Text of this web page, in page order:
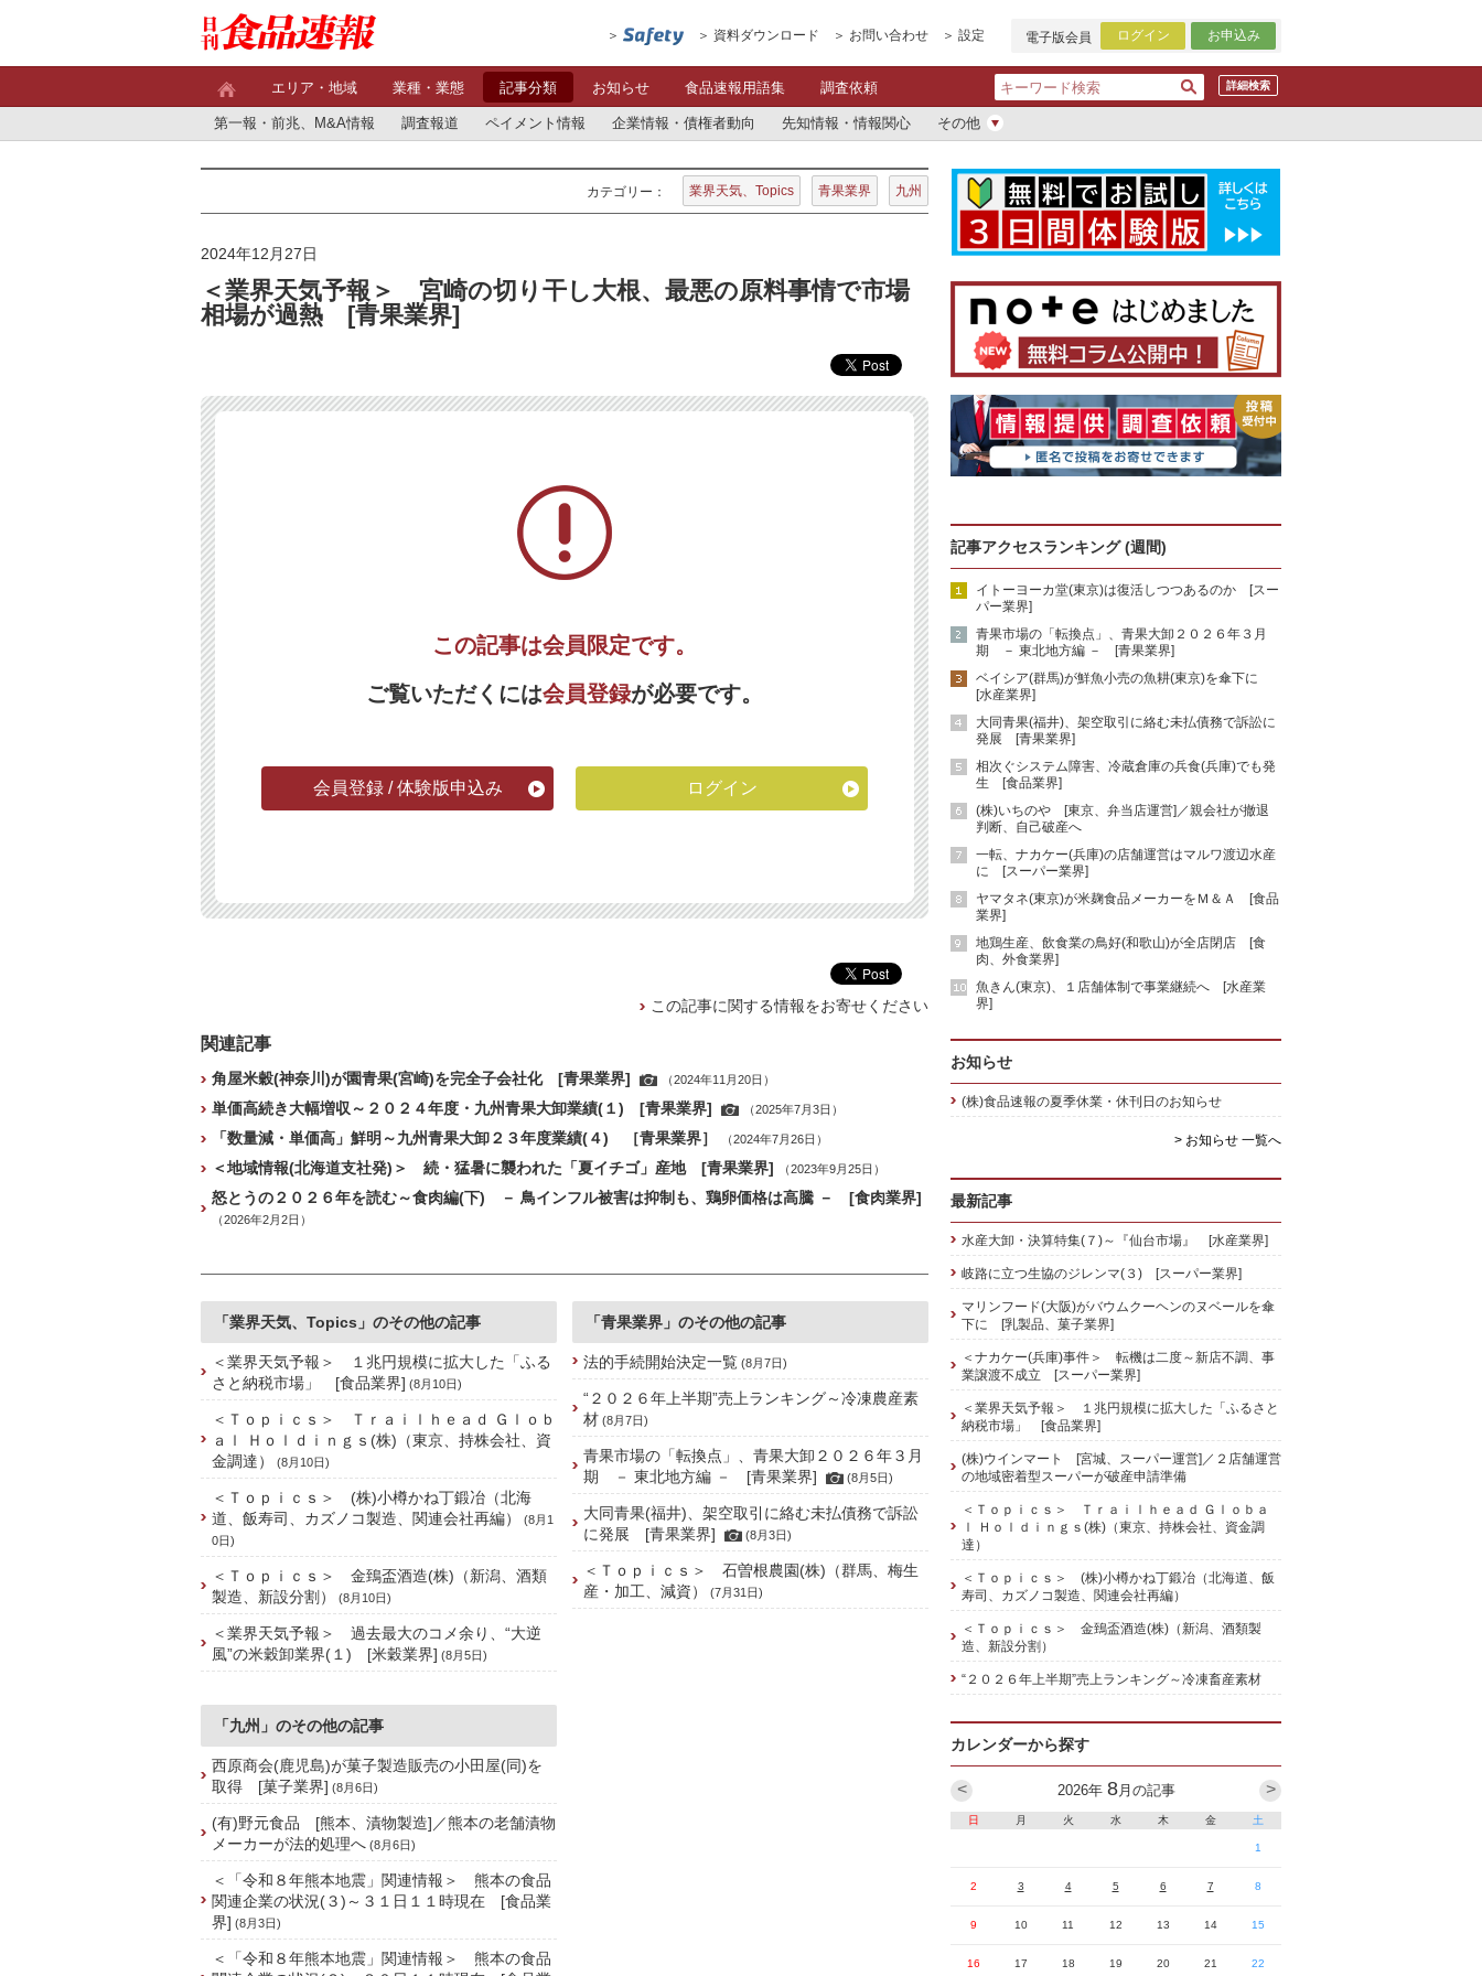
資料ダウンロード お問い合わせ 設定 電子版会員 ログイン お申込み
詳細検索
エリア・地域 業種・業態 記事分類 お知らせ 食品速報用語集 調査依頼
第一報・前兆、M&A情報 調査報道 ペイメント情報 企業情報・債権者動向 先知情報・情報関心 その他
カテゴリー： 業界天気、Topics 青果業界 九州
2024年12月27日
＜業界天気予報＞ 宮崎の切り干し大根、最悪の原料事情で市場
相場が過熱 [青果業界]
この記事は会員限定です。
ご覧いただくには会員登録が必要です。
会員登録 / 体験版申込み ログイン
この記事に関する情報をお寄せください
関連記事
角屋米穀(神奈川)が園青果(宮崎)を完全子会社化 [青果業界] （2024年11月20日）
単価高続き大幅増収～２０２４年度・九州青果大卸業績(１) [青果業界] （2025年7月3日）
「数量減・単価高」鮮明～九州青果大卸２３年度業績(４) ［青果業界］ （2024年7月26日）
＜地域情報(北海道支社発)＞ 続・猛暑に襲われた「夏イチゴ」産地 [青果業界] （2023年9月25日）
怒とうの２０２６年を読む～食肉編(下) － 鳥インフル被害は抑制も、鶏卵価格は高騰 － [食肉業界]
（2026年2月2日）
「業界天気、Topics」のその他の記事
＜業界天気予報＞ １兆円規模に拡大した「ふる
さと納税市場」 [食品業界] (8月10日)
＜Ｔｏｐｉｃｓ＞ Ｔｒａｉｌｈｅａｄ Ｇｌｏｂ
ａｌ Ｈｏｌｄｉｎｇｓ(株)（東京、持株会社、資
金調達）
(8月10日)
＜Ｔｏｐｉｃｓ＞ (株)小樽かね丁鍛冶（北海
道、飯寿司、カズノコ製造、関連会社再編）
(8月1
0日)
＜Ｔｏｐｉｃｓ＞ 金鵄盃酒造(株)（新潟、酒類
製造、新設分割）
(8月10日)
＜業界天気予報＞ 過去最大のコメ余り、“大逆
風”の米穀卸業界(１) [米穀業界] (8月5日)
「青果業界」のその他の記事
法的手続開始決定一覧 (8月7日)
“２０２６年上半期”売上ランキング～冷凍農産素
材 (8月7日)
青果市場の「転換点」、青果大卸２０２６年３月
期 － 東北地方編 － [青果業界]
(8月5日)
大同青果(福井)、架空取引に絡む未払債務で訴訟
に発展 [青果業界]
(8月3日)
＜Ｔｏｐｉｃｓ＞ 石曽根農園(株)（群馬、梅生
産・加工、減資）
(7月31日)
「九州」のその他の記事
西原商会(鹿児島)が菓子製造販売の小田屋(同)を
取得 [菓子業界] (8月6日)
(有)野元食品 [熊本、漬物製造]／熊本の老舗漬物
メーカーが法的処理へ (8月6日)
＜「令和８年熊本地震」関連情報＞ 熊本の食品
関連企業の状況(３)～３１日１１時現在 [食品業
界] (8月3日)
＜「令和８年熊本地震」関連情報＞ 熊本の食品
記事アクセスランキング (週間)
イトーヨーカ堂(東京)は復活しつつあるのか [スー
パー業界]
青果市場の「転換点」、青果大卸２０２６年３月
期 － 東北地方編 － [青果業界]
ベイシア(群馬)が鮮魚小売の魚耕(東京)を傘下に
[水産業界]
大同青果(福井)、架空取引に絡む未払債務で訴訟に
発展 [青果業界]
相次ぐシステム障害、冷蔵倉庫の兵食(兵庫)でも発
生 [食品業界]
(株)いちのや [東京、弁当店運営]／親会社が撤退
判断、自己破産へ
一転、ナカケー(兵庫)の店舗運営はマルワ渡辺水産
に [スーパー業界]
ヤマタネ(東京)が米麹食品メーカーをＭ＆Ａ [食品
業界]
地鶏生産、飲食業の鳥好(和歌山)が全店閉店 [食
肉、外食業界]
魚きん(東京)、１店舗体制で事業継続へ [水産業
界]
お知らせ
(株)食品速報の夏季休業・休刊日のお知らせ
> お知らせ 一覧へ
最新記事
水産大卸・決算特集(７)～『仙台市場』 [水産業界]
岐路に立つ生協のジレンマ(３) [スーパー業界]
マリンフード(大阪)がバウムクーヘンのヌベールを傘
下に [乳製品、菓子業界]
＜ナカケー(兵庫)事件＞ 転機は二度～新店不調、事
業譲渡不成立 [スーパー業界]
＜業界天気予報＞ １兆円規模に拡大した「ふるさと
納税市場」 [食品業界]
(株)ウインマート [宮城、スーパー運営]／２店舗運営
の地域密着型スーパーが破産申請準備
＜Ｔｏｐｉｃｓ＞ Ｔｒａｉｌｈｅａｄ Ｇｌｏｂａ
ｌ Ｈｏｌｄｉｎｇｓ(株)（東京、持株会社、資金調
達）
＜Ｔｏｐｉｃｓ＞ (株)小樽かね丁鍛冶（北海道、飯
寿司、カズノコ製造、関連会社再編）
＜Ｔｏｐｉｃｓ＞ 金鵄盃酒造(株)（新潟、酒類製
造、新設分割）
“２０２６年上半期”売上ランキング～冷凍畜産素材
カレンダーから探す
2026年 8月の記事 >
<
日 月 火 水 木 金 土
1
2 3 4 5 6 7 8
9 10 11 12 13 14 15
16 17 18 19 20 21 22